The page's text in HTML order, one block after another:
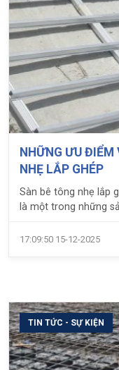
NHỮNG ƯU ĐIỂM
NHẸ LẮP GHÉP
Sàn bê tông nhẹ lắp
là một trong những
17:09:50 15-12-2025
TIN TỨC - SỰ KIỆN